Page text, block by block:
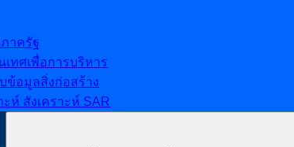
าครัฐ
เทศเพื่อการบริหาร
ข้อมูลสิ่งก่อสร้าง
ะห์ สังเคราะห์ SAR